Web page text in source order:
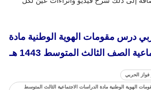
درس مقومات الهوية الوطنية مادة
الصف الثالث المتوسط 1443 هـ
الحربي
الهوية الوطنية مادة الدراسات الاجتماعية الثالث المتوسط